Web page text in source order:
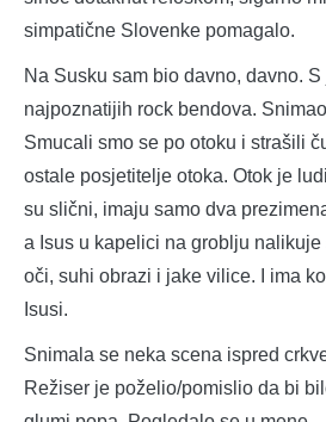
simpatične Slovenke pomagalo.
Na Susku sam bio davno, davno.
najpoznatijih rock bendova.
Smucali smo se po otoku i strašili
ostale posjetitelje otoka. Otok je
su slični, imaju samo dva
a Isus u kapelici na groblju
oči, suhi obrazi i jake vilice. I ima
Isusi.
Snimala se neka scena ispred
Režiser je poželio/pomislio da bi